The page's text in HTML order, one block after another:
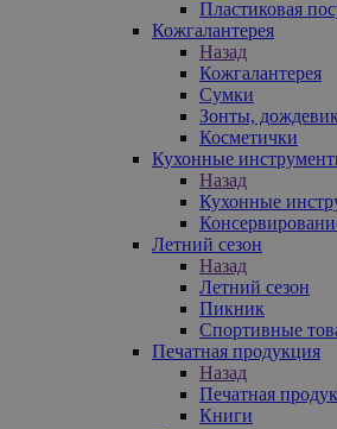
Пластиковая
Кожгалантерея
Назад
Кожгалантерея
Сумки
Зонты,
Косметички
Кухонные
Назад
Кухонные
Летний сезон
Назад
Летний сезон
Пикник
Спортивные
Печатная продукция
Назад
Печатная
Книги